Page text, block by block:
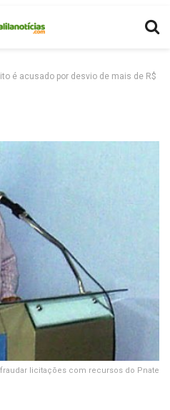
é acusado por desvio de mais de R$
licitações com recursos do Pnate